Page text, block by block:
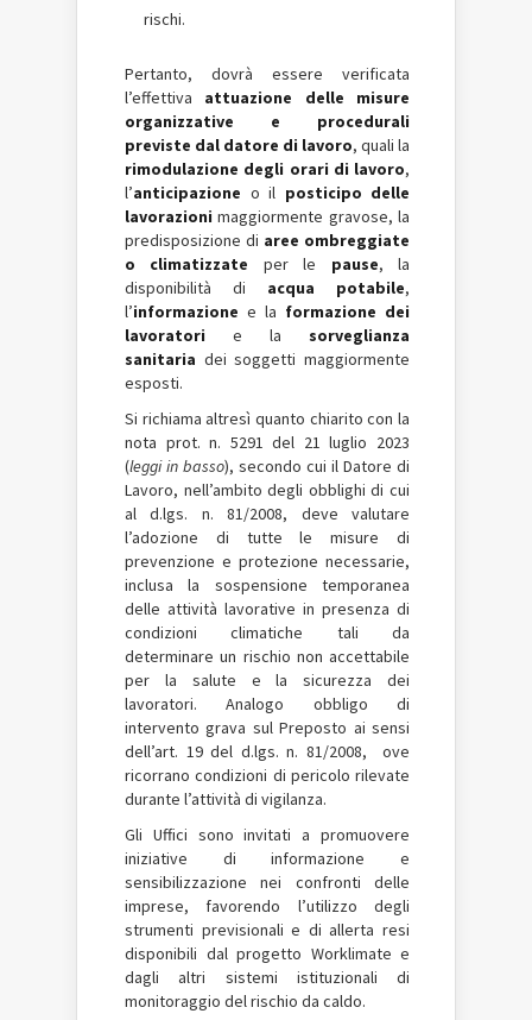
rischi.
Pertanto, dovrà essere verificata
l’effettiva attuazione delle misure
organizzative e procedurali
previste dal datore di lavoro, quali la
rimodulazione degli orari di lavoro,
l’anticipazione o il posticipo delle
lavorazioni maggiormente gravose, la
predisposizione di aree ombreggiate
o climatizzate per le pause, la
disponibilità di acqua potabile,
l’informazione e la formazione dei
lavoratori e la sorveglianza
sanitaria dei soggetti maggiormente
esposti.
Si richiama altresì quanto chiarito con la
nota prot. n. 5291 del 21 luglio 2023
(leggi in basso), secondo cui il Datore di
Lavoro, nell’ambito degli obblighi di cui
al d.lgs. n. 81/2008, deve valutare
l’adozione di tutte le misure di
prevenzione e protezione necessarie,
inclusa la sospensione temporanea
delle attività lavorative in presenza di
condizioni climatiche tali da
determinare un rischio non accettabile
per la salute e la sicurezza dei
lavoratori. Analogo obbligo di
intervento grava sul Preposto ai sensi
dell’art. 19 del d.lgs. n. 81/2008, ove
ricorrano condizioni di pericolo rilevate
durante l’attività di vigilanza.
Gli Uffici sono invitati a promuovere
iniziative di informazione e
sensibilizzazione nei confronti delle
imprese, favorendo l’utilizzo degli
strumenti previsionali e di allerta resi
disponibili dal progetto Worklimate e
dagli altri sistemi istituzionali di
monitoraggio del rischio da caldo.